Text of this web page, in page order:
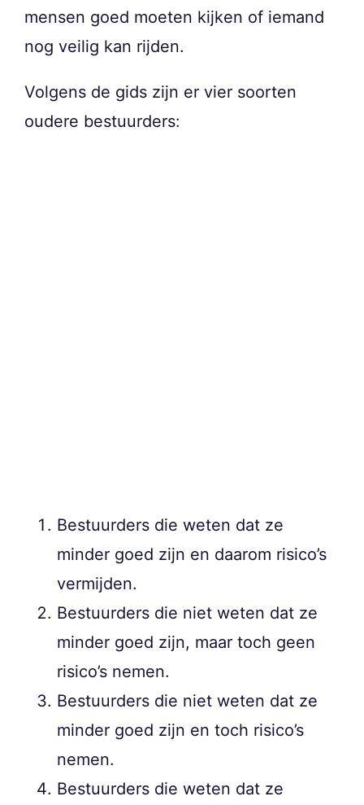
mensen goed moeten kijken of iemand
nog veilig kan rijden.
Volgens de gids zijn er vier soorten
oudere bestuurders:
Bestuurders die weten dat ze
minder goed zijn en daarom risico’s
vermijden.
Bestuurders die niet weten dat ze
minder goed zijn, maar toch geen
risico’s nemen.
Bestuurders die niet weten dat ze
minder goed zijn en toch risico’s
nemen.
Bestuurders die weten dat ze